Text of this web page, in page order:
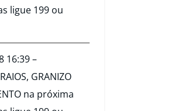
ligue 199 ou
16:39 –
GRANIZO
na próxima